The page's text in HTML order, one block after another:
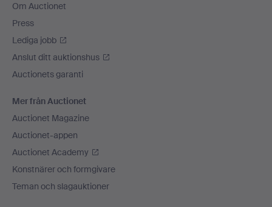
Om Auctionet
Press
Lediga jobb
Anslut ditt auktionshus
Auctionets garanti
Mer från Auctionet
Auctionet Magazine
Auctionet-appen
Auctionet Academy
Konstnärer och formgivare
Teman och slagauktioner